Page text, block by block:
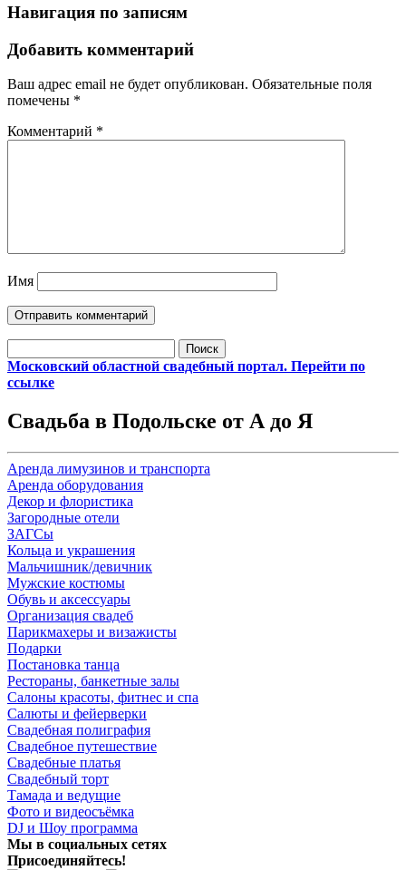
Навигация по записям
Добавить комментарий
Ваш адрес email не будет опубликован. Обязательные поля
помечены *
Комментарий *
Имя
Московский областной свадебный портал. Перейти по
ссылке
Свадьба в Подольске от А до Я
Аренда лимузинов и транспорта
Аренда оборудования
Декор и флористика
Загородные отели
ЗАГСы
Кольца и украшения
Мальчишник/девичник
Мужские костюмы
Обувь и аксессуары
Организация свадеб
Парикмахеры и визажисты
Подарки
Постановка танца
Рестораны, банкетные залы
Салоны красоты, фитнес и спа
Салюты и фейерверки
Свадебная полиграфия
Свадебное путешествие
Свадебные платья
Свадебный торт
Тамада и ведущие
Фото и видеосъёмка
DJ и Шоу программа
Мы в социальных сетях
Присоединяйтесь!